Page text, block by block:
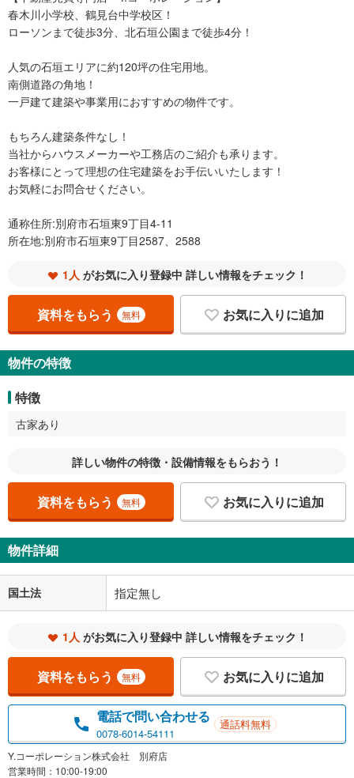
春木川小学校、鶴見台中学校区！
ローソンまで徒歩3分、北石垣公園まで徒歩4分！
人気の石垣エリアに約120坪の住宅用地。
南側道路の角地！
一戸建て建築や事業用におすすめの物件です。
もちろん建築条件なし！
当社からハウスメーカーや工務店のご紹介も承ります。
お客様にとって理想の住宅建築をお手伝いいたします！
お気軽にお問合せください。
通称住所:別府市石垣東9丁目4-11
所在地:別府市石垣東9丁目2587、2588
1人 がお気に入り登録中 詳しい情報をチェック！
資料をもらう 無料 お気に入りに追加
物件の特徴
特徴
古家あり
詳しい物件の特徴・設備情報をもらおう！
資料をもらう 無料 お気に入りに追加
物件詳細
国土法 指定無し
1人 がお気に入り登録中 詳しい情報をチェック！
資料をもらう 無料 お気に入りに追加
電話で問い合わせる
0078-6014-54111
通話料無料
Y.コーポレーション株式会社 別府店
営業時間：10:00-19:00